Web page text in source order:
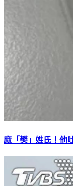
麻「樊」姓氏！他